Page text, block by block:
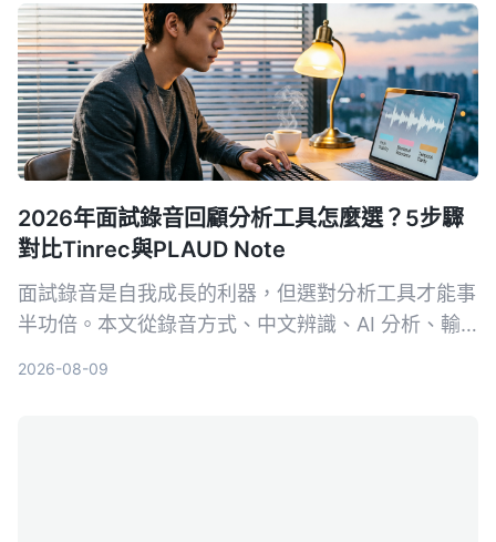
2026年面試錄音回顧分析工具怎麼選？5步驟
對比Tinrec與PLAUD Note
面試錄音是自我成長的利器，但選對分析工具才能事
半功倍。本文從錄音方式、中文辨識、AI 分析、輸
2026-08-09